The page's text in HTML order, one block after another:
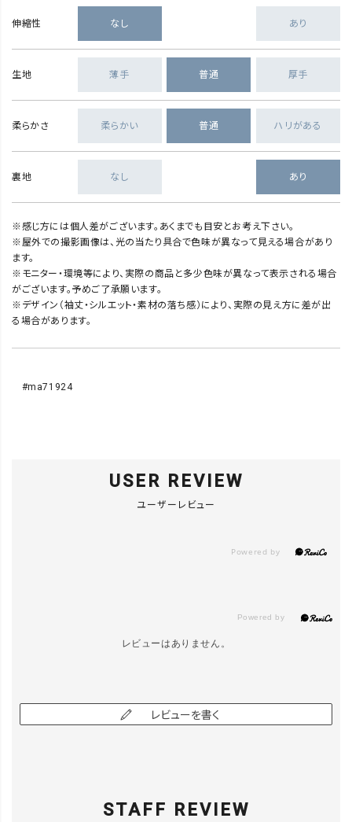
伸縮性 なし あり
生地 薄手 普通 厚手
柔らかさ 柔らかい 普通 ハリがある
裏地 なし あり
※感じ方には個人差がございます。あくまでも目安とお考え下さい。
※屋外での撮影画像は、光の当たり具合で色味が異なって見える場合があり
ます。
※モニター・環境等により、実際の商品と多少色味が異なって表示される場合
がございます。予めご了承願います。
※デザイン（袖丈・シルエット・素材の落ち感）により、実際の見え方に差が出
る場合があります。
#ma71924
USER REVIEW
ユーザーレビュー
レビューはありません。
レビューを書く
STAFF REVIEW